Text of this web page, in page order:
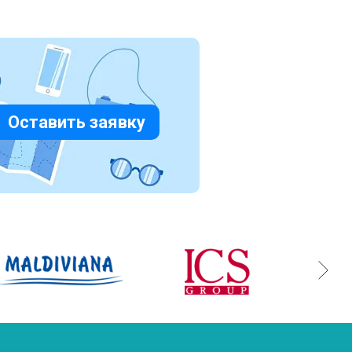
Оставить заявку